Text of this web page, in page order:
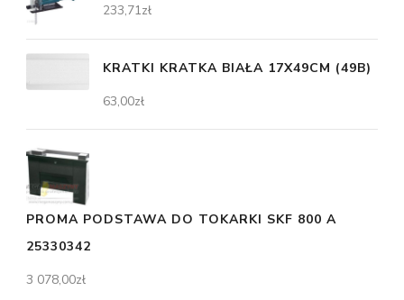
233,71zł
KRATKI KRATKA BIAŁA 17X49CM (49B)
63,00zł
PROMA PODSTAWA DO TOKARKI SKF 800 A
25330342
3 078,00zł